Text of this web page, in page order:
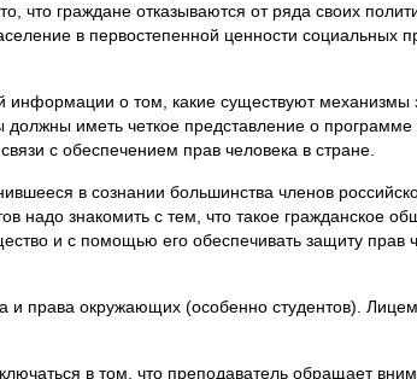
что граждане отказываются от ряда своих
в первостепенной ценности социальных
о том, какие существуют механизмы
иметь четкое представление о
с обеспечением прав человека в стране.
в сознании большинства членов
знакомить с тем, что такое гражданское
и с помощью его обеспечивать защиту
права окружающих (особенно студентов).
в том, что преподаватель обращает